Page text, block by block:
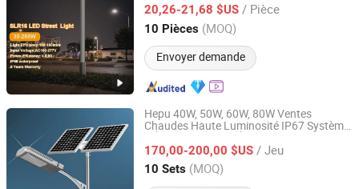
lampadaireétancheLumière de parking
LED
20,26-21,68 $US / Pièce
10 Pièces (MOQ)
Envoyer demande
Zhejiang, China Depuis 2014
Hepu 40W, 50W, 60W, 80W Ventes
Chaudes Haute Luminosité IP67 Système
Contrôle Lampe de Rue Solaire
170,00-200,00 $US / Jeu
10 Sets (MOQ)
Yangzhou HePu Lighting Technology Co., Ltd.
Jiangsu, China Depuis 2020